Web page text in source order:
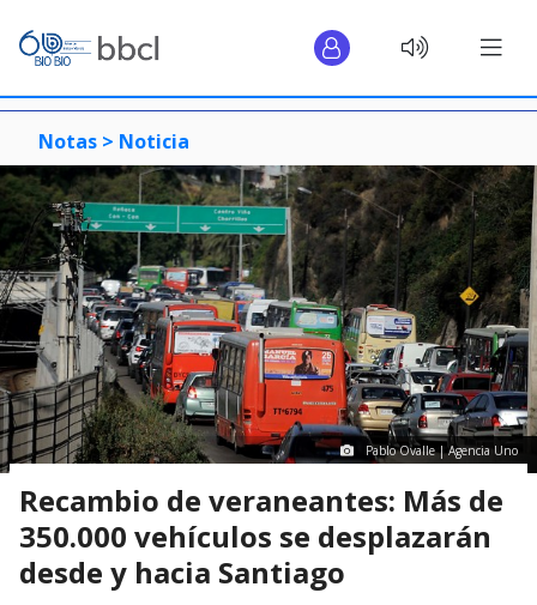
Notas > Noticia
Pablo Ovalle | Agencia Uno
Recambio de veraneantes: Más de
350.000 vehículos se desplazarán
desde y hacia Santiago